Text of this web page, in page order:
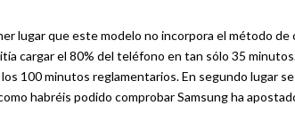
lugar que este modelo no incorpora el método de
cargar el 80% del teléfono en tan sólo 35
100 minutos reglamentarios. En segundo lugar
habréis podido comprobar Samsung ha